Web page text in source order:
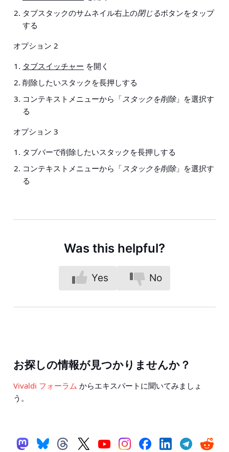
タブスタックのサムネイル右上の閉じるボタンをタップ
する
オプション 2
タブスイッチャー を開く
削除したいスタックを長押しする
コンテキストメニューから「スタックを削除」を選択す
る
オプション 3
タブバーで削除したいスタックを長押しする
コンテキストメニューから「スタックを削除」を選択す
る
Was this helpful?
Yes No
お探しの情報が見つかりませんか？
Vivaldi フォーラム からエキスパートに聞いてみましょ
う。